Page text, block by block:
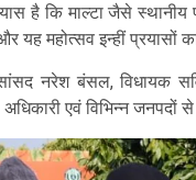
है कि माल्टा जैसे
यह महोत्सव इन्हीं प्रयासों
नरेश बंसल, विधायक
अधिकारी एवं विभिन्न